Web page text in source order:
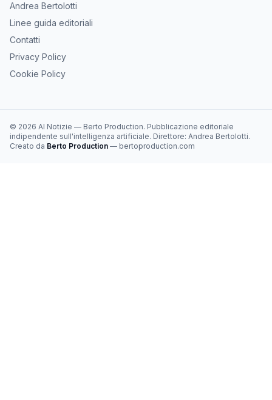
Andrea Bertolotti
Linee guida editoriali
Contatti
Privacy Policy
Cookie Policy
© 2026 AI Notizie — Berto Production. Pubblicazione editoriale
indipendente sull'intelligenza artificiale. Direttore: Andrea Bertolotti.
Creato da Berto Production — bertoproduction.com